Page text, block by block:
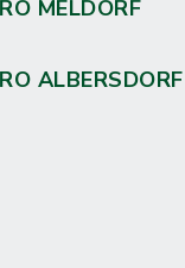
MELDORF
ALBERSDORF